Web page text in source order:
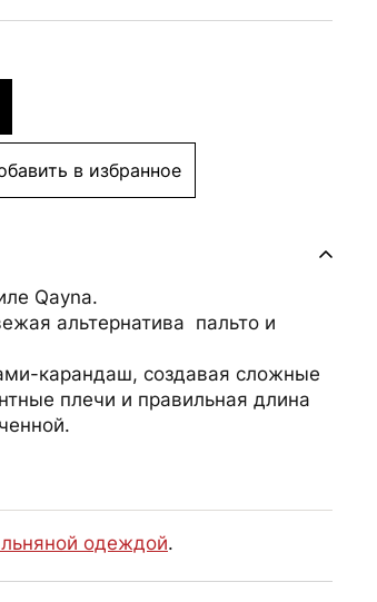
в избранное
Qayna.
альтернатива пальто и
карандаш, создавая сложные
плечи и правильная длина
одеждой.